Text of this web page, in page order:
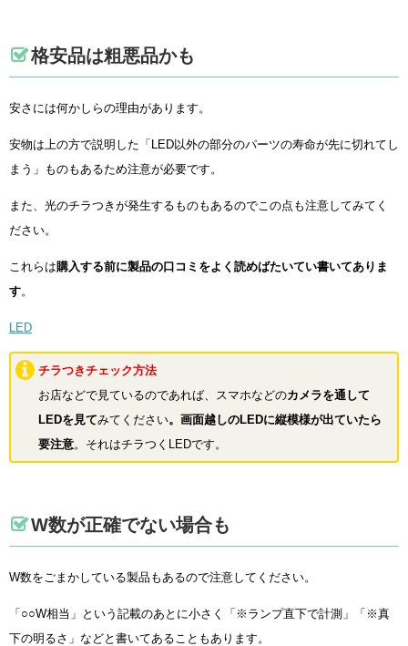
格安品は粗悪品かも
安さには何かしらの理由があります。
安物は上の方で説明した「LED以外の部分のパーツの寿命が先に切れてし
まう」ものもあるため注意が必要です。
また、光のチラつきが発生するものもあるのでこの点も注意してみてく
ださい。
これらは 購入する前に製品の口コミをよく読めばたいてい書いてありま
す。
LED
チラつきチェック方法
お店などで見ているのであれば、スマホなどのカメラを通して
LEDを見てみてください。画面越しのLEDに縦模様が出ていたら
要注意。それはチラつくLEDです。
W数が正確でない場合も
W数をごまかしている製品もあるので注意してください。
「○○W相当」という記載のあとに小さく「※ランプ直下で計測」「※真
下の明るさ」などと書いてあることもあります。